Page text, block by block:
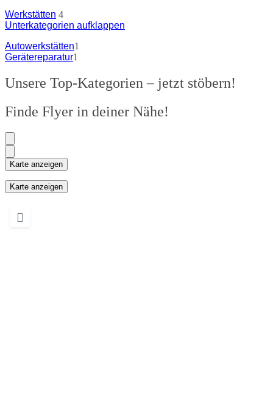
Werkstätten 4
Unterkategorien aufklappen
Autowerkstätten1
Gerätereparatur1
Unsere Top-Kategorien – jetzt stöbern!
Finde Flyer in deiner Nähe!
Karte anzeigen
Karte anzeigen